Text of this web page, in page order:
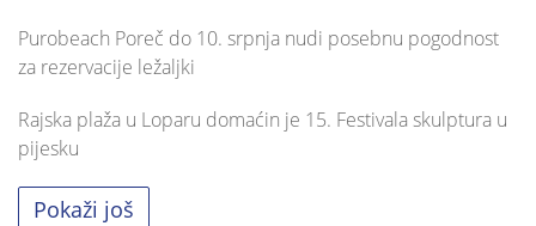
Purobeach Poreč do 10. srpnja nudi posebnu pogodnost
za rezervacije ležaljki
Rajska plaža u Loparu domaćin je 15. Festivala skulptura u
pijesku
Pokaži još